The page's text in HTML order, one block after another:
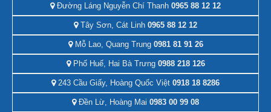
Đường Láng Nguyễn Chí Thanh 0965 88 12 12
Tây Sơn, Cát Linh 0965 88 12 12
Mỗ Lao, Quang Trung0981 81 91 26
Phố Huế, Hai Bà Trưng0988 218 126
243 Cầu Giấy, Hoàng Quốc Việt 0918 18 8286
Đền Lừ, Hoàng Mai 0983 00 99 08